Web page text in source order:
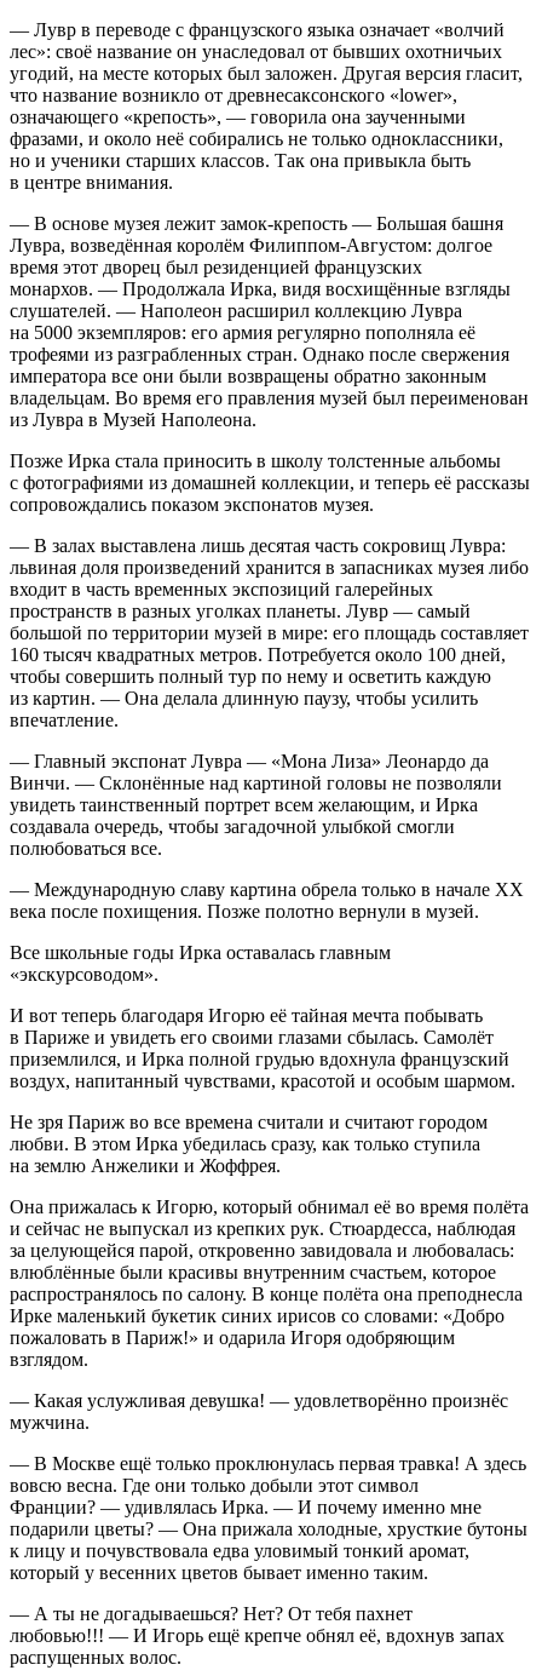
— Лувр в переводе с французского языка означает «волчий
лес»: своё название он унаследовал от бывших охотничьих
угодий, на месте которых был заложен. Другая версия гласит,
что название возникло от древнесаксонского «lower»,
означающего «крепость», — говорила она заученными
фразами, и около неё собирались не только одноклассники,
но и ученики старших классов. Так она привыкла быть
в центре внимания.
— В основе музея лежит замок-крепость — Большая башня
Лувра, возведённая королём Филиппом-Августом: долгое
время этот дворец был резиденцией французских
монархов. — Продолжала Ирка, видя восхищённые взгляды
слушателей. — Наполеон расширил коллекцию Лувра
на 5000 экземпляров: его армия регулярно пополняла её
трофеями из разграбленных стран. Однако после свержения
императора все они были возвращены обратно законным
владельцам. Во время его правления музей был переименован
из Лувра в Музей Наполеона.
Позже Ирка стала приносить в школу толстенные альбомы
с фотографиями из домашней коллекции, и теперь её рассказы
сопровождались показом экспонатов музея.
— В залах выставлена лишь десятая часть сокровищ Лувра:
львиная доля произведений хранится в запасниках музея либо
входит в часть временных экспозиций галерейных
пространств в разных уголках планеты. Лувр — самый
большой по территории музей в мире: его площадь составляет
160 тысяч квадратных метров. Потребуется около 100 дней,
чтобы совершить полный тур по нему и осветить каждую
из картин. — Она делала длинную паузу, чтобы усилить
впечатление.
— Главный экспонат Лувра — «Мона Лиза» Леонардо да
Винчи. — Склонённые над картиной головы не позволяли
увидеть таинственный портрет всем желающим, и Ирка
создавала очередь, чтобы загадочной улыбкой смогли
полюбоваться все.
— Международную славу картина обрела только в начале ХХ
века после похищения. Позже полотно вернули в музей.
Все школьные годы Ирка оставалась главным
«экскурсоводом».
И вот теперь благодаря Игорю её тайная мечта побывать
в Париже и увидеть его своими глазами сбылась. Самолёт
приземлился, и Ирка полной грудью вдохнула французский
воздух, напитанный чувствами, красотой и особым шармом.
Не зря Париж во все времена считали и считают городом
любви. В этом Ирка убедилась сразу, как только ступила
на землю Анжелики и Жоффрея.
Она прижалась к Игорю, который обнимал её во время полёта
и сейчас не выпускал из крепких рук. Стюардесса, наблюдая
за целующейся парой, откровенно завидовала и любовалась:
влюблённые были красивы внутренним счастьем, которое
распространялось по салону. В конце полёта она преподнесла
Ирке маленький букетик синих ирисов со словами: «Добро
пожаловать в Париж!» и одарила Игоря одобряющим
взглядом.
— Какая услужливая девушка! — удовлетворённо произнёс
мужчина.
— В Москве ещё только проклюнулась первая травка! А здесь
вовсю весна. Где они только добыли этот символ
Франции? — удивлялась Ирка. — И почему именно мне
подарили цветы? — Она прижала холодные, хрусткие бутоны
к лицу и почувствовала едва уловимый тонкий аромат,
который у весенних цветов бывает именно таким.
— А ты не догадываешься? Нет? От тебя пахнет
любовью!!! — И Игорь ещё крепче обнял её, вдохнув запах
распущенных волос.